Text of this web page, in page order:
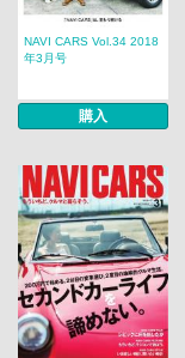
NAVI CARS Vol.34 2018
年3月号
購入